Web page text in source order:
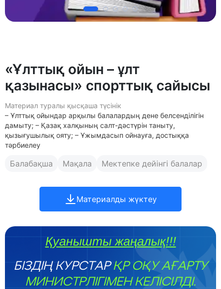
«Ұлттық ойын – ұлт
қазынасы» спорттық сайысы
Материал туралы қысқаша түсінік
– Ұлттық ойындар арқылы балалардың дене белсенділігін
дамыту; – Қазақ халқының салт-дәстүрін таныту,
қызығушылық ояту; – Ұжымдасып ойнауға, достыққа
тәрбиелеу
Балабақша Мақала Мектепке дейінгі балалар
Материалды жүктеу
Қуанышты жаңалық!!!
БІЗДІҢ КУРСТАРҚР ОҚУ АҒАРТУ
МИНИСТРЛІГІМЕН КЕЛІСІЛДІ.